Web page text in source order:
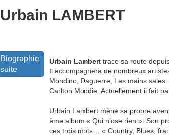
Urbain LAMBERT
Biographie
suite
Urbain Lambert trace sa route
Il accompagnera de nombreux
Mondino, Daguerre, Les mains
Carlton Moodie. Actuellement il fait
Urbain Lambert mène sa propre
ème album « Qui n’ose rien ». Son
ces trois mots… « Country, Blues,